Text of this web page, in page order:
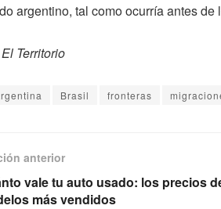
argentino, tal como ocurría antes
Territorio
Brasil fronteras
anterior
vale tu auto usado: los precios
más vendidos